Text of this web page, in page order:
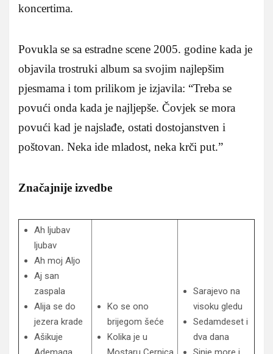
koncertima.
Povukla se sa estradne scene 2005. godine kada je
objavila trostruki album sa svojim najlepšim
pjesmama i tom prilikom je izjavila: “Treba se
povući onda kada je najljepše. Čovjek se mora
povući kad je najslađe, ostati dostojanstven i
poštovan. Neka ide mladost, neka krči put.”
Značajnije izvedbe
Ah ljubav
ljubav
Ah moj Aljo
Aj san
zaspala
Alija se do
jezera krade
Ašikuje
Ko se ono
brijegom šeće
Kolika je u
Sarajevo na
visoku gledu
Sedamdeset i
dva dana